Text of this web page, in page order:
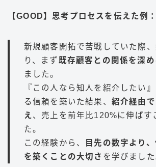
【GOOD】思考プロセスを伝えた例：
新規顧客開拓で苦戦していた際
り、まず 既存顧客との関係を深
ました。
『この人なら知人を紹介したい
る信頼を築いた結果、 紹介経由
え、売上を前年比120%に伸ばす
た。
この経験から、
目先の数字より
を築くことの大切さ を学びました